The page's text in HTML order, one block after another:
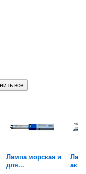
Лампа морская и
для...